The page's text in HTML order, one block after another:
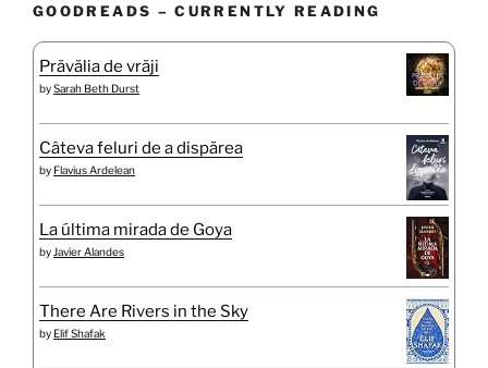
GOODREADS – CURRENTLY READING
Prăvălia de vrăji
bySarah Beth Durst
Câteva feluri de a dispărea
by Flavius Ardelean
La última mirada de Goya
by Javier Alandes
There Are Rivers in the Sky
by Elif Shafak